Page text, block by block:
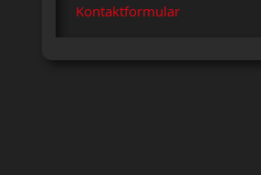
Kontaktformular